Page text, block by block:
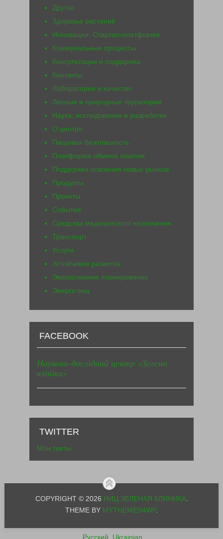
Другое
Здоровье растений
Инновации. Стартап-платформа
Коммунальные процессы
Консультации и поддержка
Контакты
Лаборатории и качество
Лесные и природные территории
Наука, исследования и разработки
О центре
Пищевая безопасность
Платформа обмена опытом
Поддержка освоения новых рынков
Продукты
Проекты
События
Средства медицинского назначения
Транспорт
Услуги
Устойчивое развитие
Экосистемное планирование
Энергетика
FACEBOOK
Науково-дослідний центр «Зелена
клініка»
TWITTER
Мои твиты
COPYRIGHT © 2026 НИЦ ЗЕЛЕНАЯ КЛИНИКА.
THEME BY MYTHEMES4WP.
Русский Ukrainian